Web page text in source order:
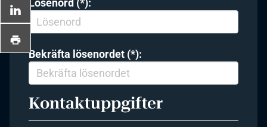
Bekräfta lösenordet (*):
Kontaktuppgifter